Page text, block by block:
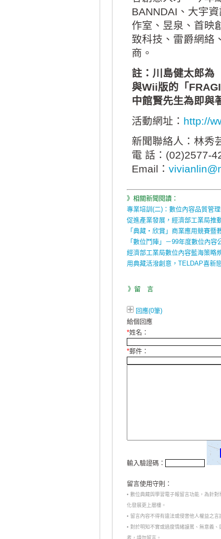
BANNDAI、大宇
作室、昱泉、首映
致科技、雷爵網絡
商。
註：川島健太郎為
與Wii版的「
中館賢先生為即與
活動網址： http://
新聞聯絡人：林秀
電 話：(02)2577-
Email：
》相關新聞閱讀：
專業培訓(二)：數位內容品質管
促進產業發展，經濟部工業局推
「典藏‧欣賞」商業應用競賽暨
「數位鬥陣」－99年度數位內容
經濟部工業局數位內容藍海策略
用典藏活潑創意，TELDAP喜新
》留 言
回應(0筆)
給個回應
*姓名：
*郵件：
輸入驗證碼：
留言使用守則：
• 數位典藏與學習電子報留言功能，為針
化發展更上層樓。
• 留言內容不得有違法或侵害他人權益之
• 對於明知不實或過度情緒謾罵、無意義
者，請勿留言。